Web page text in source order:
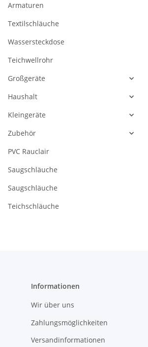
Armaturen
Textilschläuche
Wassersteckdose
Teichwellrohr
Großgeräte
Haushalt
Kleingeräte
Zubehör
PVC Rauclair
Saugschläuche
Saugschläuche
Teichschläuche
Informationen
Wir über uns
Zahlungsmöglichkeiten
Versandinformationen